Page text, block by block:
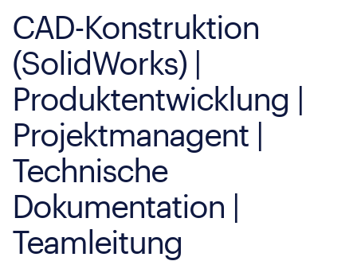
CAD-Konstruktion
(SolidWorks) |
Produktentwicklung |
Projektmanagent |
Technische
Dokumentation |
Teamleitung